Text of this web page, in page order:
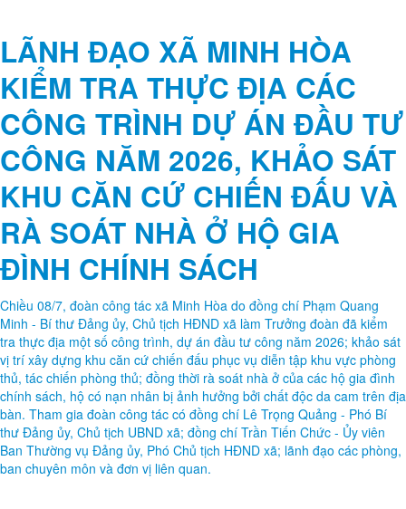
LÃNH ĐẠO XÃ MINH HÒA
KIỂM TRA THỰC ĐỊA CÁC
CÔNG TRÌNH DỰ ÁN ĐẦU TƯ
CÔNG NĂM 2026, KHẢO SÁT
KHU CĂN CỨ CHIẾN ĐẤU VÀ
RÀ SOÁT NHÀ Ở HỘ GIA
ĐÌNH CHÍNH SÁCH
Chiều 08/7, đoàn công tác xã Minh Hòa do đồng chí Phạm Quang
Minh - Bí thư Đảng ủy, Chủ tịch HĐND xã làm Trưởng đoàn đã kiểm
tra thực địa một số công trình, dự án đầu tư công năm 2026; khảo sát
vị trí xây dựng khu căn cứ chiến đấu phục vụ diễn tập khu vực phòng
thủ, tác chiến phòng thủ; đồng thời rà soát nhà ở của các hộ gia đình
chính sách, hộ có nạn nhân bị ảnh hưởng bởi chất độc da cam trên địa
bàn. Tham gia đoàn công tác có đồng chí Lê Trọng Quảng - Phó Bí
thư Đảng ủy, Chủ tịch UBND xã; đồng chí Trần Tiến Chức - Ủy viên
Ban Thường vụ Đảng ủy, Phó Chủ tịch HĐND xã; lãnh đạo các phòng,
ban chuyên môn và đơn vị liên quan.